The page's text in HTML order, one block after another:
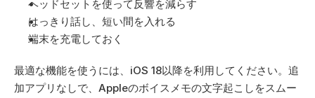
ヘッドセットを使って反響を減らす
はっきり話し、短い間を入れる
端末を充電しておく
最適な機能を使うには、iOS 18以降を利用してください。追
加アプリなしで、Appleのボイスメモの文字起こしをスムー